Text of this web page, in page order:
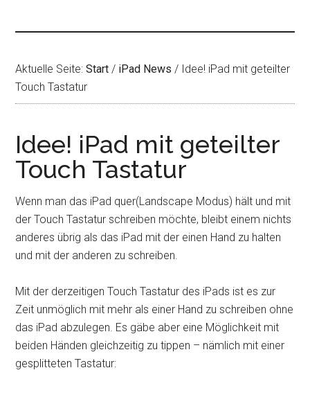
Aktuelle Seite:Start / iPad News / Idee! iPad mit geteilter
Touch Tastatur
Idee! iPad mit geteilter
Touch Tastatur
Wenn man das iPad quer(Landscape Modus) hält und mit
der Touch Tastatur schreiben möchte, bleibt einem nichts
anderes übrig als das iPad mit der einen Hand zu halten
und mit der anderen zu schreiben.
Mit der derzeitigen Touch Tastatur des iPads ist es zur
Zeit unmöglich mit mehr als einer Hand zu schreiben ohne
das iPad abzulegen. Es gäbe aber eine Möglichkeit mit
beiden Händen gleichzeitig zu tippen – nämlich mit einer
gesplitteten Tastatur: